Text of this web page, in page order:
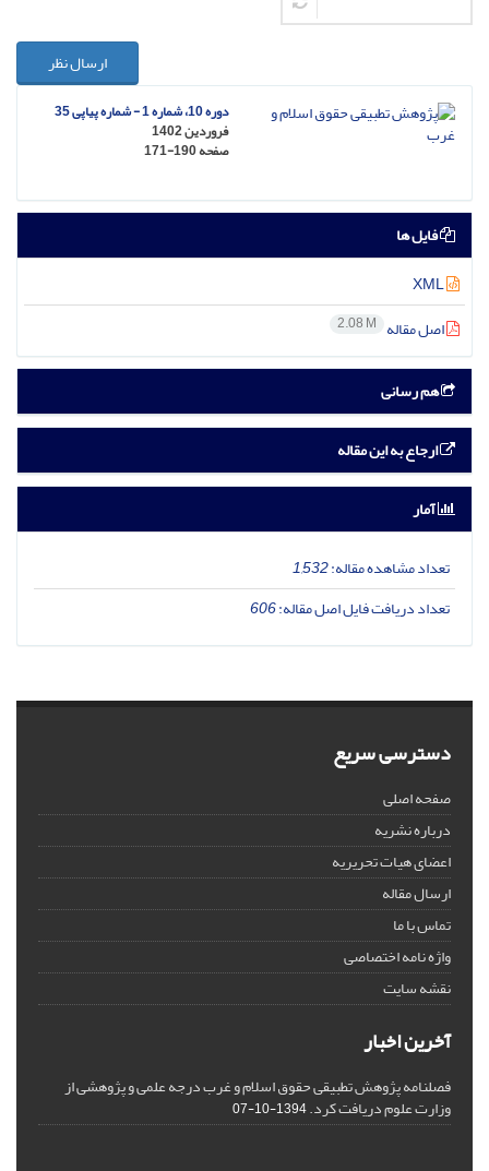
ارسال نظر
دوره 10، شماره 1 - شماره پیاپی 35
فروردین 1402
صفحه171-190
فایل ها
اصل مقاله 2.08 M
هم رسانی
ارجاع به این مقاله
آمار
تعداد مشاهده مقاله:1,532
تعداد دریافت فایل اصل مقاله:606
دسترسی سریع
صفحه اصلی
درباره نشریه
اعضای هیات تحریریه
ارسال مقاله
تماس با ما
واژه نامه اختصاصی
نقشه سایت
آخرین اخبار
فصلنامه پژوهش تطبیقی حقوق اسلام و غرب درجه علمی و پژوهشی از
وزارت علوم دریافت کرد.1394-10-07